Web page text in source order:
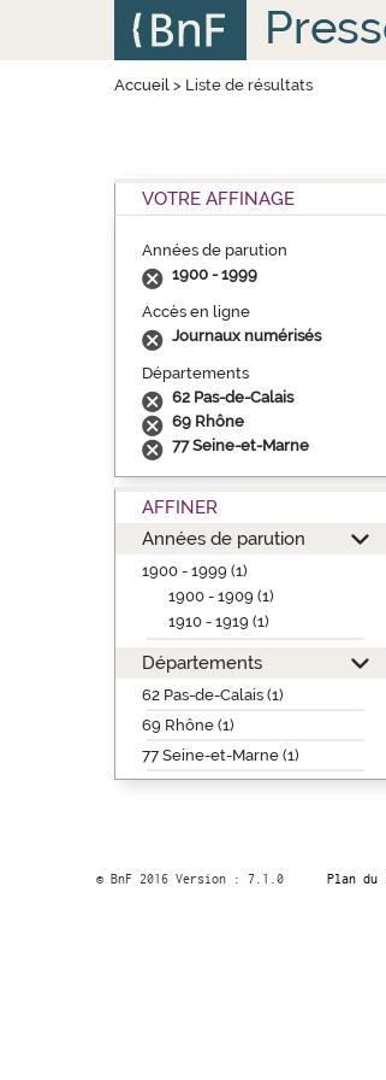
Accueil> Liste de résultats
VOTRE AFFINAGE
Années de parution
1900 - 1999
Accès en ligne
Journaux numérisés
Départements
62 Pas-de-Calais
69 Rhône
77 Seine-et-Marne
AFFINER
Années de parution
1900 - 1999 (1)
1900 - 1909 (1)
1910 - 1919 (1)
Départements
62 Pas-de-Calais (1)
69 Rhône (1)
77 Seine-et-Marne (1)
© BnF 2016 Version : 7.1.0 Plan du
Panneau de gestion des cookies